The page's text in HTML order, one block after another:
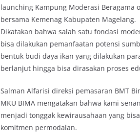
launching Kampung Moderasi
bersama Kemenag Kabupaten Magelang.
Dikatakan bahwa salah satu fondasi
bisa dilakukan pemanfaatan potensi
bentuk budi daya ikan yang dilakukan
berlanjut hingga bisa dirasakan proses
Salman Alfarisi direksi pemasaran BMT
MKU BIMA mengatakan bahwa kami
menjadi tonggak kewirausahaan yang
komitmen permodalan.